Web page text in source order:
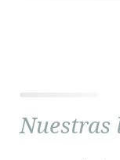
Nuestras